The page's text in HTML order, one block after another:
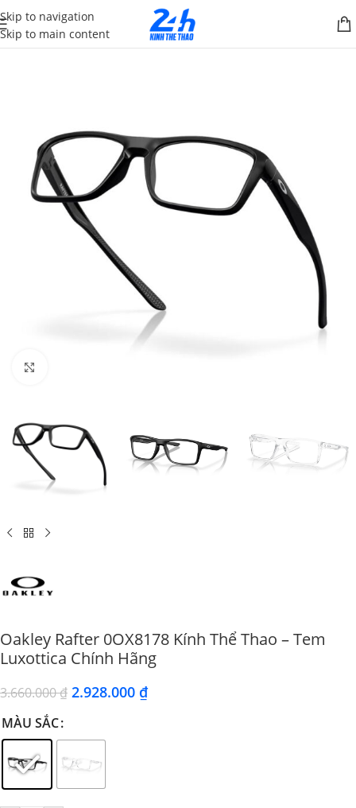
Skip to navigation
Skip to main content
Oakley Rafter 0OX8178 Kính Thể Thao – Tem
Luxottica Chính Hãng
3.660.000₫ 2.928.000 ₫
MÀU SẮC